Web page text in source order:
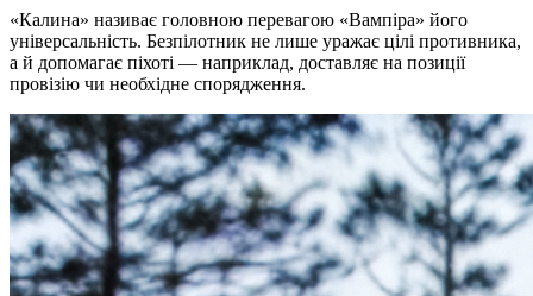
«Калина» називає головною перевагою «Вампіра» його
універсальність. Безпілотник не лише уражає цілі противника,
а й допомагає піхоті — наприклад, доставляє на позиції
провізію чи необхідне спорядження.